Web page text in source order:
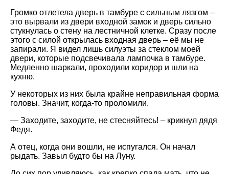
Громко отлетела дверь в тамбуре с сильным лязгом –
это вырвали из двери входной замок и дверь сильно
стукнулась о стену на лестничной клетке. Сразу после
этого с силой открылась входная дверь – её мы не
запирали. Я видел лишь силуэты за стеклом моей
двери, которые подсвечивала лампочка в тамбуре.
Медленно шаркали, проходили коридор и шли на
кухню.
У некоторых из них была крайне неправильная форма
головы. Значит, когда-то проломили.
— Заходите, заходите, не стесняйтесь! – крикнул дядя
Федя.
А отец, когда они вошли, не испугался. Он начал
рыдать. Завыл будто бы на Луну.